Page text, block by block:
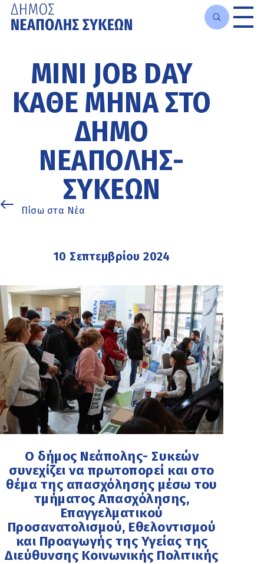
κυρίως
περιεχόμενο
MINI JOB DAY
ΚΆΘΕ ΜΉΝΑ ΣΤΟ
ΔΉΜΟ
ΝΕΆΠΟΛΗΣ-
ΣΥΚΕΏΝ
Πίσω στα Νέα
10 Σεπτεμβρίου 2024
Ο δήμος Νεάπολης- Συκεών
συνεχίζει να πρωτοπορεί και στο
θέμα της απασχόλησης μέσω του
τμήματος Απασχόλησης,
Επαγγελματικού
Προσανατολισμού, Εθελοντισμού
και Προαγωγής της Υγείας της
Διεύθυνσης Κοινωνικής Πολιτικής